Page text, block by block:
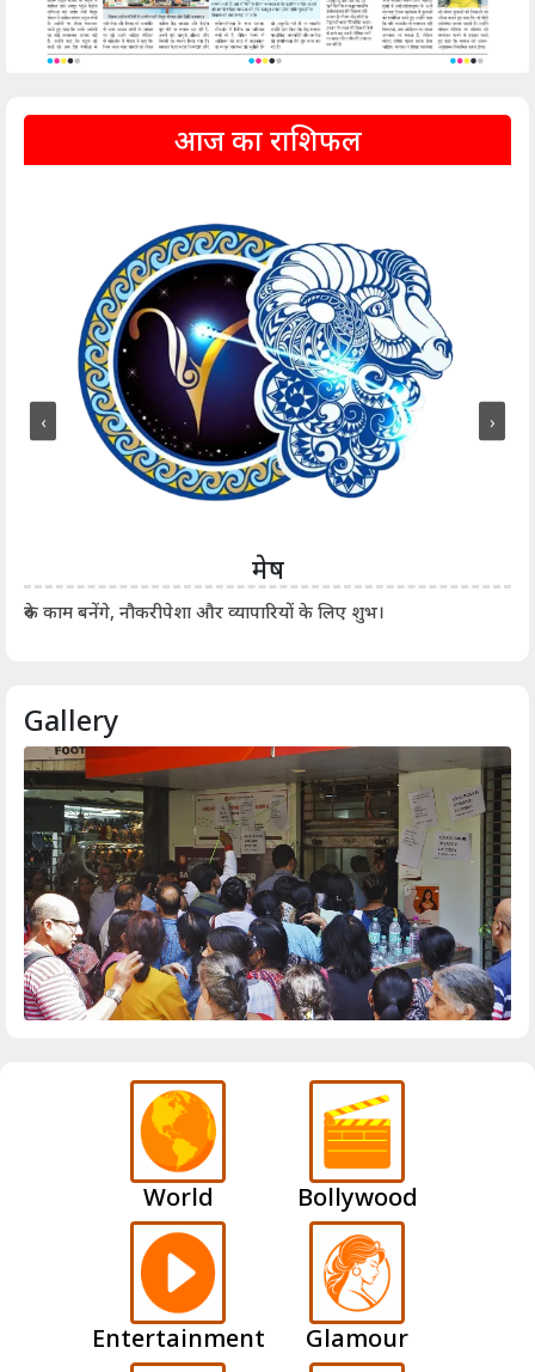
आज का राशिफल
मेष
रुके काम बनेंगे, नौकरीपेशा और व्यापारियों के लिए शुभ।
‹ ›
Gallery
World Bollywood
Entertainment Glamour